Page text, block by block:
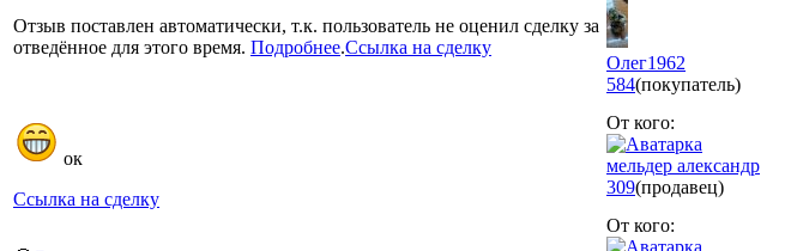
Отзыв поставлен автоматически, т.к. пользователь не оценил сделку за
отведённое для этого время. Подробнее.Ссылка на сделку
Олег1962
584(покупатель)
ок
Ссылка на сделку
От кого:
мельдер александр
309(продавец)
От кого: